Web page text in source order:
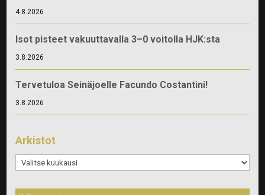
4.8.2026
Isot pisteet vakuuttavalla 3–0 voitolla HJK:sta
3.8.2026
Tervetuloa Seinäjoelle Facundo Costantini!
3.8.2026
Arkistot
Arkistot